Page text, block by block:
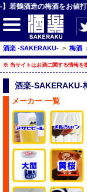
鶴酒造の梅酒をお値打
【サイト内
【ジャンル
ビール
発泡酒・
チューハ
酒楽 -SAKERAKU- > 梅酒
※ 当サイトはお酒に関する情報を
酒楽-SAKERAKU-
メーカー 一覧